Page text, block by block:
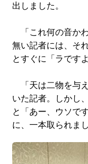
出しました。
「これ何の音か
無い記者には、そ
とすぐに「ラですよ
「天は二物を与
いた記者。しかし
と「あー、ウソで
に、一本取られまし